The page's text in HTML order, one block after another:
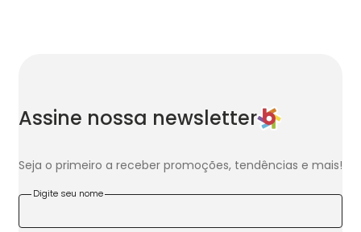
Assine nossa newsletter
Seja o primeiro a receber promoções, tendências e mais!
Digite seu nome